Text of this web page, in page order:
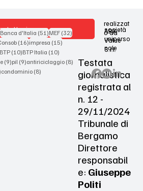
realizzat
o da
società
uniperso
nale
ARX
Value
S.r.l.
Testata
giornalistica
registrata al
n. 12 -
29/11/2024
Tribunale di
Bergamo
Direttore
responsabil
e: Giuseppe
Politi
post
Banca d'Italia (51)51 post
MEF (32)32 post
post (16)16 post
impresa (15)15 post
post
BTP (10)10 post
BTP Italia (10)10 post
(9)9 post
pil (9)9 post
antiriciclaggio (8)8 post
8 post
condominio (8)8 post